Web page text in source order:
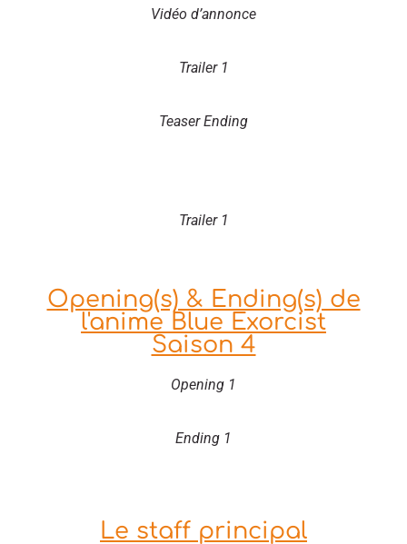
Vidéo d’annonce
Trailer 1
Teaser Ending
Trailer 1
Opening(s) & Ending(s) de
l'anime Blue Exorcist
Saison 4
Opening 1
Ending 1
Le staff principal